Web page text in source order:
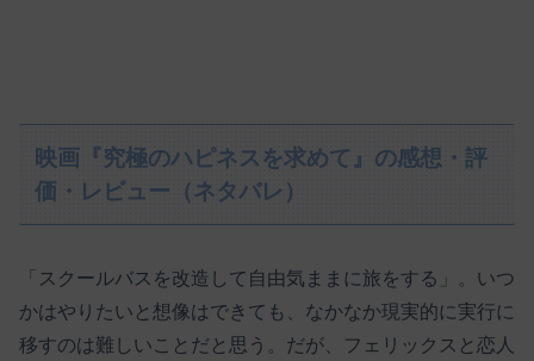
映画『究極のハピネスを求めて』の感想・評
価・レビュー（ネタバレ）
「スクールバスを改造して自由気ままに旅をする」。いつ
かはやりたいと想像はできても、なかなか現実的に実行に
移すのは難しいことだと思う。だが、フェリックスと恋人